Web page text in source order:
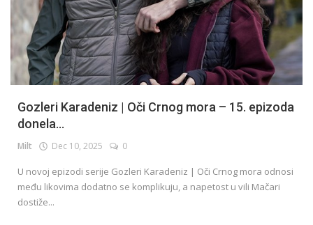
Gozleri Karadeniz | Oči Crnog mora – 15. epizoda
donela...
Milt Dec 10, 2025 0
U novoj epizodi serije Gozleri Karadeniz | Oči Crnog mora odnosi
među likovima dodatno se komplikuju, a napetost u vili Mačari
dostiže...